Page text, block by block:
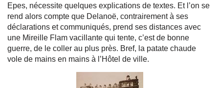
Epes, nécessite quelques explications de textes. Et l’on se
rend alors compte que Delanoë, contrairement à ses
déclarations et communiqués, prend ses distances avec
une Mireille Flam vacillante qui tente, c’est de bonne
guerre, de le coller au plus près. Bref, la patate chaude
vole de mains en mains à l’Hôtel de ville.